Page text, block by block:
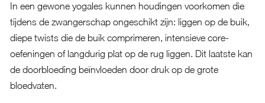
In een gewone yogales kunnen houdingen voorkomen die
tijdens de zwangerschap ongeschikt zijn: liggen op de buik,
diepe twists die de buik comprimeren, intensieve core-
oefeningen of langdurig plat op de rug liggen. Dit laatste kan
de doorbloeding beïnvloeden door druk op de grote
bloedvaten.